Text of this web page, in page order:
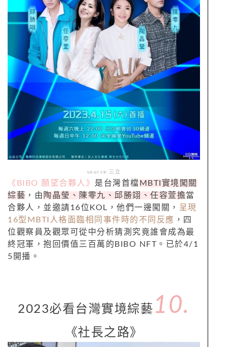
source:三立
《BIBO 願望合夥人》 是台灣首檔 MBTI實境闖關
綜藝 ，由 陶晶瑩、陳零九、邱勝翊、任容萱擔當
合夥人，並邀請16位KOL，他們一邊闖關， 呈現
16型MBTI人格面臨相同事件時的不同反應 ，四
位觀察員及觀眾可從中分析猜測究竟誰會成為最
終冠軍，抱回價值三百萬的BIBO NFT。已於4/1
5開播。
2023必看台灣實境綜藝 10.
《社長之路》